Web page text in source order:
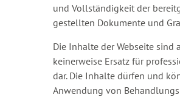
und Vollständigkeit der
gestellten Dokumente und
Die Inhalte der Webseite
keinerweise Ersatz für
dar. Die Inhalte dürfen und
Anwendung von